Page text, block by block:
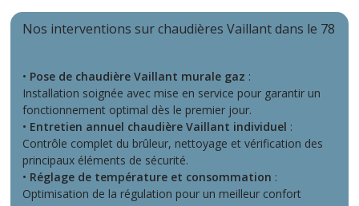
Nos interventions sur chaudières Vaillant dans le 78
• Pose de chaudière Vaillant murale gaz :
Installation soignée avec mise en service pour garantir un
fonctionnement optimal dès le premier jour.
• Entretien annuel chaudière Vaillant individuel :
Contrôle complet du brûleur, nettoyage et vérification des
principaux éléments de sécurité.
• Réglage de température et consommation :
Optimisation de la régulation pour un meilleur confort